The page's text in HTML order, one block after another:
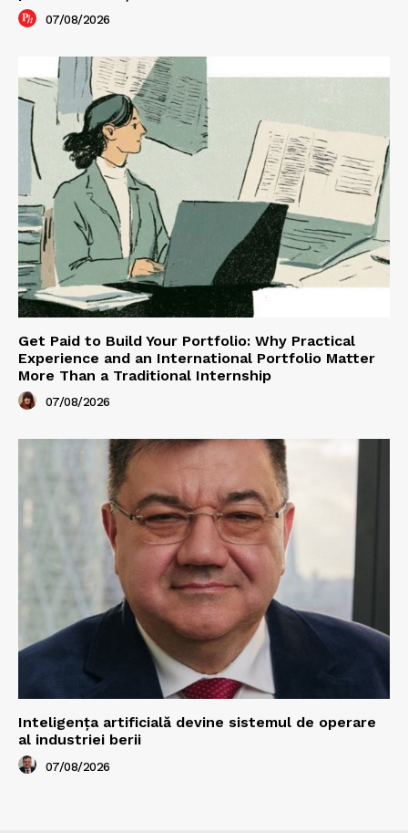
07/08/2026
Get Paid to Build Your Portfolio: Why Practical
Experience and an International Portfolio Matter
More Than a Traditional Internship
07/08/2026
Inteligența artificială devine sistemul de operare
al industriei berii
07/08/2026